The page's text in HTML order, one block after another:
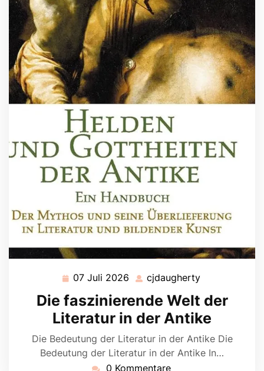
07 Juli 2026 07
2026
cjdaugherty
Die faszinierende Welt der
Literatur in der Antike
Die Bedeutung der Literatur in der Antike Die
Bedeutung der Literatur in der Antike In…
0 Kommentare